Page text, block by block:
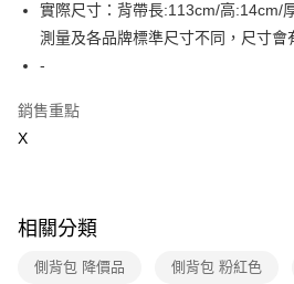
【「AFTEE先享後付」結帳流程】
１．於結帳方式選擇「AFTEE先享後付」後
結帳頁面，進行簡訊認證並確認金額後，即可
３．收到繳費通知簡訊後14天內，點擊此簡
※ 請注意：結帳手續完成當下不需立刻繳費
是否繳費成功／繳費後需取消欲退款等相關疑
宅配
免運費
實際尺寸：背帶長:113cm/高
測量及各品牌標準尺寸不同，尺寸
-
銷售重點
X
相關分類
側背包 降價品 側背包 粉紅色